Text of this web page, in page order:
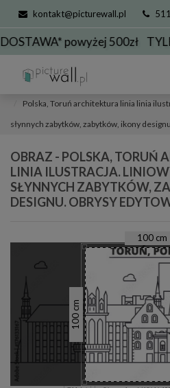
kontakt@picturewall.pl
powyżej 500zł
Obrazy kolekcje
Polska, Toruń architektura linia linia
słynnych zabytków, zabytków, ikony
OBRAZ - POLSKA, TORUŃ
LINIA ILUSTRACJA.
SŁYNNYCH ZABYTKÓW,
DESIGNU. OBRYSY
100 cm
100
cm